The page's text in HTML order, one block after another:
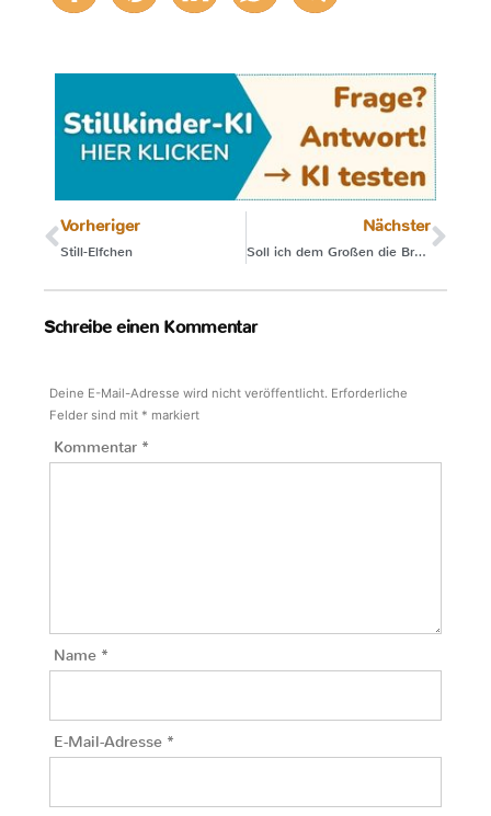
Vorheriger
Still-Elfchen
Nächster
Soll ich dem Großen die Brust anbieten?
Schreibe einen Kommentar
Deine E-Mail-Adresse wird nicht veröffentlicht. Erforderliche
Felder sind mit * markiert
Kommentar *
Name *
E-Mail-Adresse *